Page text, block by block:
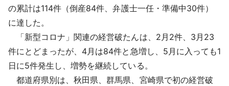
English
の累計は114件（倒産84件、弁護士一任・準備中30件）
に達した。
「新型コロナ」関連の経営破たんは、2月2件、3月23
件にとどまったが、4月は84件と急増し、5月に入っても1
日に5件発生し、増勢を継続している。
都道府県別は、秋田県、群馬県、宮崎県で初の経営破